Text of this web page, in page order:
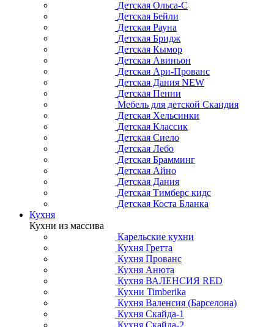
Детская Ольса-С
Детская Бейли
Детская Рауна
Детская Бридж
Детская Кымор
Детская Авиньон
Детская Ари-Прованс
Детская Дания NEW
Детская Пенни
Мебель для детской Скандия
Детская Хельсинки
Детская Классик
Детская Сиело
Детская Лебо
Детская Брамминг
Детская Айно
Детская Дания
Детская Тимберс кидс
Детская Коста Бланка
Кухня
Кухни из массива
Карельские кухни
Кухня Гретта
Кухня Прованс
Кухня Анюта
Кухня ВАЛЕНСИЯ RED
Кухни Timberika
Кухня Валенсия (Барселона)
Кухня Скайда-1
Кухня Скайда-2